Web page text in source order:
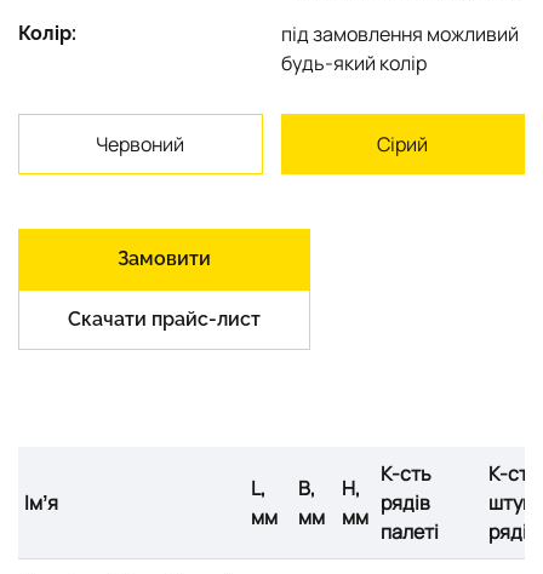
Колір:
під замовлення можливий
будь-який колір
Червоний Сірий
Замовити
Скачати прайс-лист
Імʼя
L,
мм
B,
мм
H,
мм
К-сть
рядів
палеті
К-сть
штук
ряді